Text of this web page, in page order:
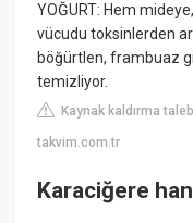
YOĞURT: Hem
vücudu toksinlerden
böğürtlen, frambuaz
temizliyor.
Kaynak kaldırma
takvim.com.tr
Karaciğere